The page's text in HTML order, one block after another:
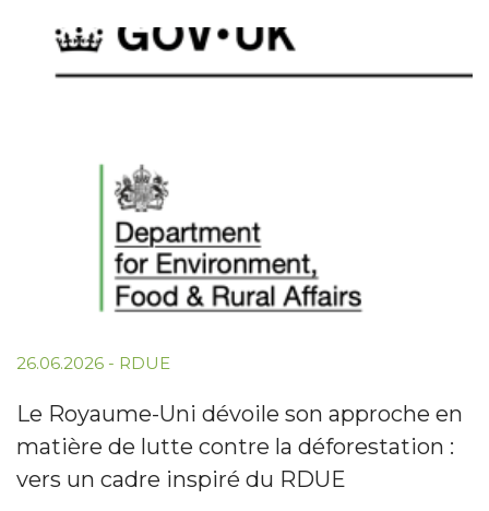
26.06.2026 - RDUE
Le Royaume-Uni dévoile son approche en
matière de lutte contre la déforestation :
vers un cadre inspiré du RDUE